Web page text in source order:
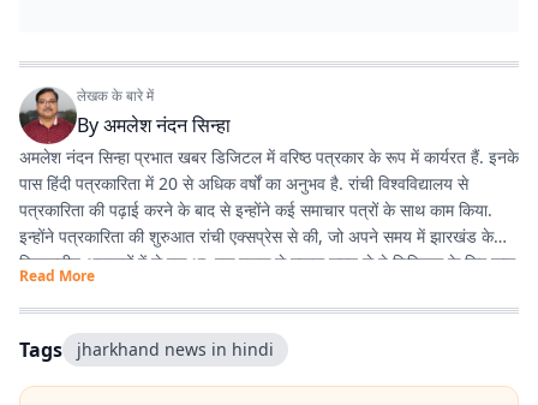
लेखक के बारे में
Byअमलेश नंदन सिन्हा
अमलेश नंदन सिन्हा प्रभात खबर डिजिटल में वरिष्ठ पत्रकार के रूप में कार्यरत हैं. इनके
पास हिंदी पत्रकारिता में 20 से अधिक वर्षों का अनुभव है. रांची विश्वविद्यालय से
पत्रकारिता की पढ़ाई करने के बाद से इन्होंने कई समाचार पत्रों के साथ काम किया.
इन्होंने पत्रकारिता की शुरुआत रांची एक्सप्रेस से की, जो अपने समय में झारखंड के
विश्वसनीय अखबारों में से एक था. एक दशक से ज्यादा समय से ये डिजिटल के लिए काम
कर रहे हैं. झारखंड की खबरों के अलावा, समसामयिक विषयों के बारे में भी लिखने में रुचि
रखते हैं. विज्ञान और आधुनिक चिकित्सा के बारे में देखना, पढ़ना और नई जानकारियां
प्राप्त करना इन्हें पसंद है.
Read More
Tags jharkhand news in hindi